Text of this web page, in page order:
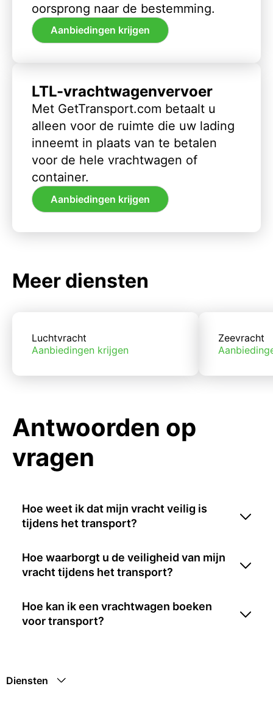
oorsprong naar de bestemming.
Aanbiedingen krijgen
LTL-vrachtwagenvervoer
Met GetTransport.com betaalt u
alleen voor de ruimte die uw lading
inneemt in plaats van te betalen
voor de hele vrachtwagen of
container.
Aanbiedingen krijgen
Meer diensten
Luchtvracht
Aanbiedingen krijgen
Zeevracht
Antwoorden op
vragen
Hoe weet ik dat mijn vracht veilig is
tijdens het transport?
Hoe waarborgt u de veiligheid van mijn
vracht tijdens het transport?
Hoe kan ik een vrachtwagen boeken
voor transport?
Diensten